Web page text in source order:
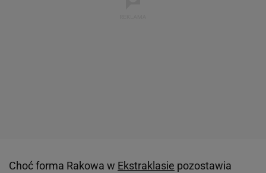
Choć forma Rakowa w Ekstraklasie pozostawia